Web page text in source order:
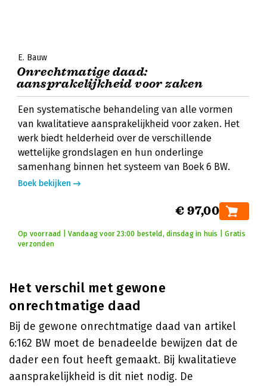
E. Bauw
Onrechtmatige daad:
aansprakelijkheid voor zaken
Een systematische behandeling van alle vormen
van kwalitatieve aansprakelijkheid voor zaken. Het
werk biedt helderheid over de verschillende
wettelijke grondslagen en hun onderlinge
samenhang binnen het systeem van Boek 6 BW.
Boek bekijken
€ 97,00
Op voorraad | Vandaag voor 23:00 besteld, dinsdag in huis | Gratis
verzonden
Het verschil met gewone
onrechtmatige daad
Bij de gewone onrechtmatige daad van artikel
6:162 BW moet de benadeelde bewijzen dat de
dader een fout heeft gemaakt. Bij kwalitatieve
aansprakelijkheid is dit niet nodig. De